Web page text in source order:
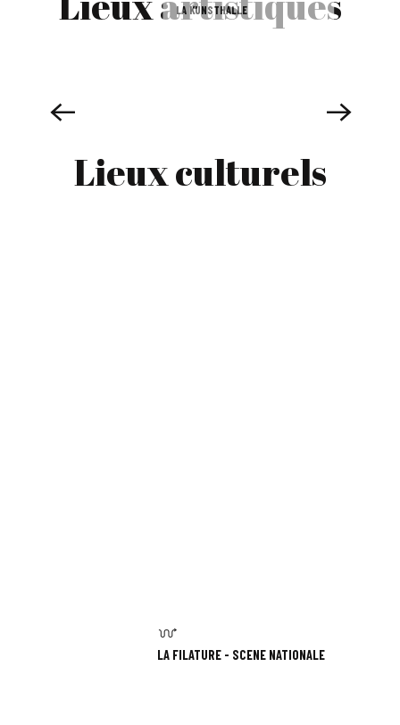
LA KUNSTHALLE
Lieux culturels
LA FILATURE - SCÈNE NATIONALE